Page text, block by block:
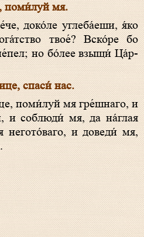
поми́луй мя.
твое́? Вско́ре бо
но бо́лее взыщи́ Ца́р­
спа­си́ нас.
и соблюди́ мя, да на́глая
и доведи́ мя,